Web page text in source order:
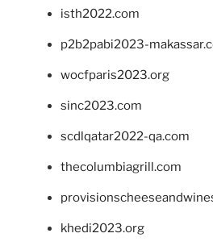
isth2022.com
p2b2pabi2023-
wocfparis2023.org
sinc2023.com
scdlqatar2022-qa.com
thecolumbiagrill.com
khedi2023.org